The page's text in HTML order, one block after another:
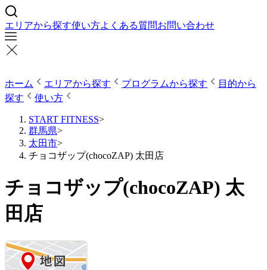
エリアから探す使い方よくある質問お問い合わせ
ホーム エリアから探す プログラムから探す
目的から
探す
使い方
START FITNESS>
群馬県>
太田市>
チョコザップ(chocoZAP) 太田店
チョコザップ(chocoZAP) 太
田店